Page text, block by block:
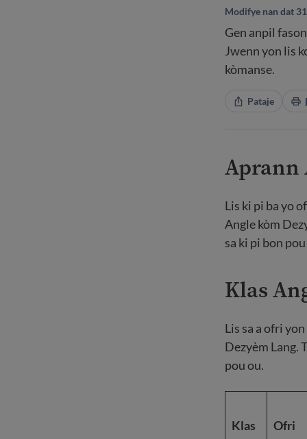
Modifye nan dat
Gen anpil
Jwenn yon lis
kòmanse.
Pataje
Aprann
Lis ki pi ba yo
Angle kòm
sa ki pi bon
Klas
Lis sa a ofri
Dezyèm Lang.
pou ou.
Klas Ofri